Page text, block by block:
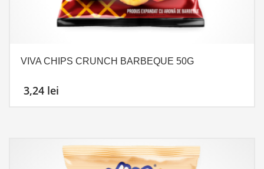
VIVA CHIPS CRUNCH BARBEQUE 50G
3,24 lei